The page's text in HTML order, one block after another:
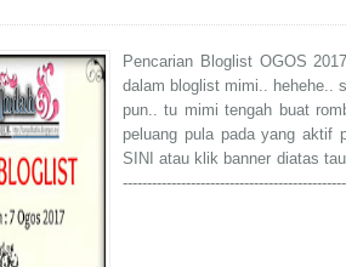
Pencarian Bloglist OGOS
dalam bloglist mimi.. hehehe..
pun.. tu mimi tengah buat
peluang pula pada yang
SINI atau klik banner diatas